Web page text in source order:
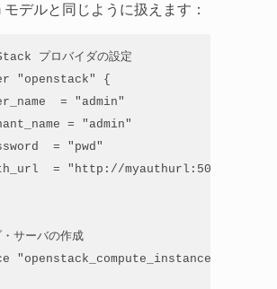
モデルと同じように扱えます：
プロバイダの設定
"openstack" {
= "admin"
= "admin"
= "pwd"
= "http://myauthurl:5000/v2.0"
サーバの作成
"openstack_compute_instance_v2"